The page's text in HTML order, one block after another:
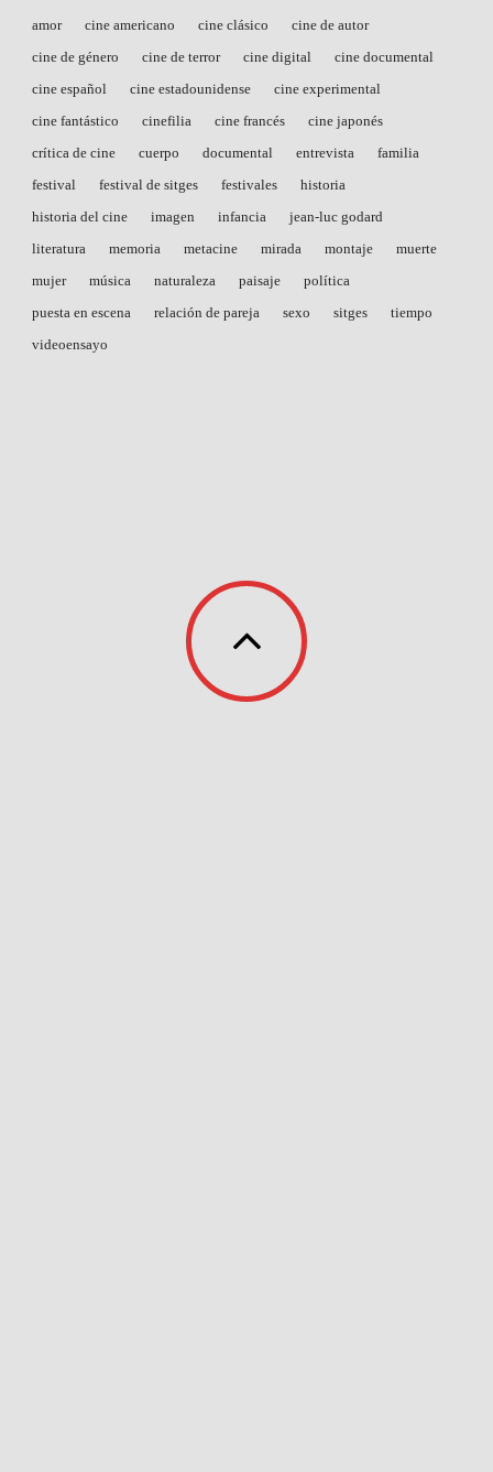
amor cine americano cine clásico
cine de autor
cine de género
cine de terror cine digital
cine documental
cine español
cine estadounidense
cine experimental
cine fantástico
cinefilia cine francés
cine japonés
crítica de cine
cuerpo documental entrevista
familia
festival
festival de sitges festivales
historia
historia del cine
imagen infancia
jean-luc godard
literatura
memoria metacine mirada montaje
muerte
mujer
música naturaleza paisaje
política
puesta en escena
relación de pareja sexo sitges
tiempo
videoensayo